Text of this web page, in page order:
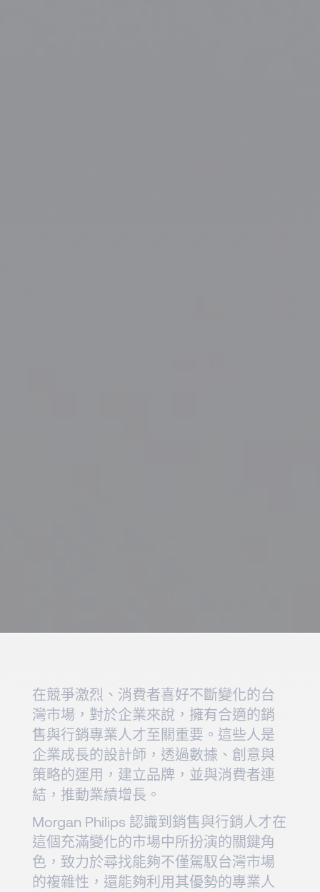
在競爭激烈、消費者喜好不斷變化的台
灣市場，對於企業來說，擁有合適的銷
售與行銷專業人才至關重要。這些人是
企業成長的設計師，透過數據、創意與
策略的運用，建立品牌，並與消費者連
結，推動業績增長。
Morgan Philips 認識到銷售與行銷人才在
這個充滿變化的市場中所扮演的關鍵角
色，致力於尋找能夠不僅駕馭台灣市場
的複雜性，還能夠利用其優勢的專業人